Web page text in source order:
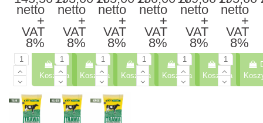
netto
+
VAT
8%
Do
Koszyka
netto
+
VAT
8%
Do
Koszyka
netto
+
VAT
8%
Do
Koszyka
motylkowych
10 kg
netto
+
VAT
8%
Do
Koszyka
netto
+
VAT
8%
Do
Koszyka
netto
+
VAT
8%